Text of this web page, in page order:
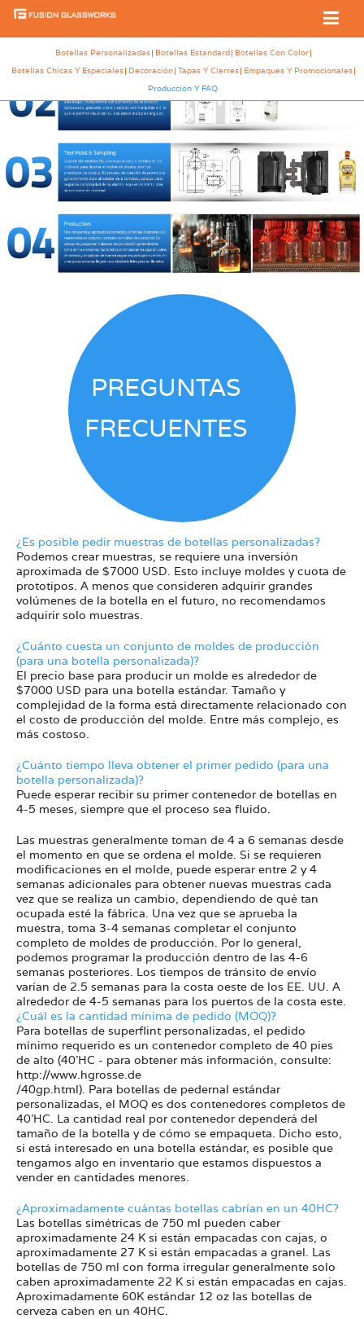
Botellas Personalizadas Botellas Estandard Botellas Con Color
Botellas Chicas Y Especiales Decoración Tapas Y Cierres Empaques Y Promocionales
Producción Y FAQ
PREGUNTAS
FRECUENTES
¿Es posible pedir muestras de botellas personalizadas?
Podemos crear muestras, se requiere una inversión
aproximada de $7000 USD. Esto incluye moldes y cuota de
prototipos. A menos que consideren adquirir grandes
volúmenes de la botella en el futuro, no recomendamos
adquirir solo muestras.
¿Cuánto cuesta un conjunto de moldes de producción
(para una botella personalizada)?
El precio base para producir un molde es alrededor de
$7000 USD para una botella estándar. Tamaño y
complejidad de la forma está directamente relacionado con
el costo de producción del molde. Entre más complejo, es
más costoso.
¿Cuánto tiempo lleva obtener el primer pedido (para una
botella personalizada)?
Puede esperar recibir su primer contenedor de botellas en
4-5 meses, siempre que el proceso sea fluido.
Las muestras generalmente toman de 4 a 6 semanas desde
el momento en que se ordena el molde. Si se requieren
modificaciones en el molde, puede esperar entre 2 y 4
semanas adicionales para obtener nuevas muestras cada
vez que se realiza un cambio, dependiendo de qué tan
ocupada esté la fábrica. Una vez que se aprueba la
muestra, toma 3-4 semanas completar el conjunto
completo de moldes de producción. Por lo general,
podemos programar la producción dentro de las 4-6
semanas posteriores. Los tiempos de tránsito de envío
varían de 2.5 semanas para la costa oeste de los EE. UU. A
alrededor de 4-5 semanas para los puertos de la costa este.
¿Cuál es la cantidad mínima de pedido (MOQ)?
Para botellas de superflint personalizadas, el pedido
mínimo requerido es un contenedor completo de 40 pies
de alto (40'HC - para obtener más información, consulte:
http://www.hgrosse.de
/40gp.html). Para botellas de pedernal estándar
personalizadas, el MOQ es dos contenedores completos de
40'HC. La cantidad real por contenedor dependerá del
tamaño de la botella y de cómo se empaqueta. Dicho esto,
si está interesado en una botella estándar, es posible que
tengamos algo en inventario que estamos dispuestos a
vender en cantidades menores.
¿Aproximadamente cuántas botellas cabrían en un 40HC?
Las botellas simétricas de 750 ml pueden caber
aproximadamente 24 K si están empacadas con cajas, o
aproximadamente 27 K si están empacadas a granel. Las
botellas de 750 ml con forma irregular generalmente solo
caben aproximadamente 22 K si están empacadas en cajas.
Aproximadamente 60K estándar 12 oz las botellas de
cerveza caben en un 40HC.